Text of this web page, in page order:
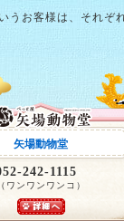
うお客様は、それぞ
矢場動物堂
242-1115
（ワンワンワンコ）